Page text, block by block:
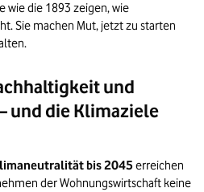
wie die 1893 zeigen, wie
Sie machen Mut, jetzt zu starten
und
und die Klimaziele
bis 2045erreichen
der Wohnungswirtschaft keine